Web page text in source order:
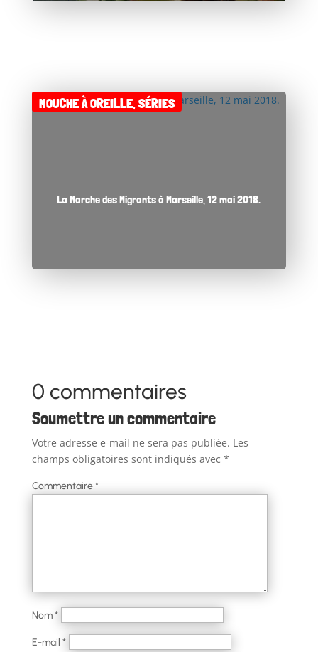
La Marche des Migrants à Marseille, 12 mai 2018.
MOUCHE À OREILLE,SÉRIES
0 commentaires
Soumettre un commentaire
Votre adresse e-mail ne sera pas publiée. Les
champs obligatoires sont indiqués avec *
Commentaire*
Nom*
E-mail *